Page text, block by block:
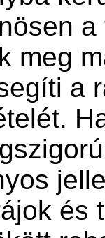
meg
a
és